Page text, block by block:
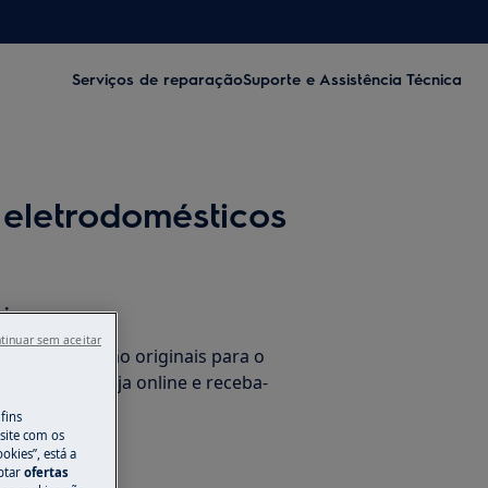
Serviços de reparaçãoSuporte e Assistência Técnica
de substituição originais para o
na nossa loja online e receba-
casa.
com os
está a
ofertas
sem aceitar